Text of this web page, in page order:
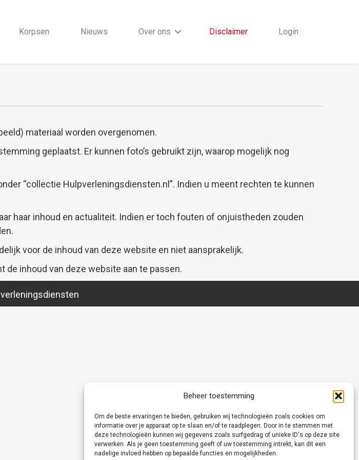
Beheer toestemming
Om de beste ervaringen te bieden, gebruiken wij technologieën zoals cookies om
informatie over je apparaat op te slaan en/of te raadplegen. Door in te stemmen met
deze technologieën kunnen wij gegevens zoals surfgedrag of unieke ID's op deze site
verwerken. Als je geen toestemming geeft of uw toestemming intrekt, kan dit een
nadelige invloed hebben op bepaalde functies en mogelijkheden.
Korpsen Nieuws Over ons Disclaimer Login
materiaal worden overgenomen.
geplaatst. Er kunnen foto’s gebruikt zijn, waarop mogelijk nog
“collectie Hulpverleningsdiensten.nl”. Indien u meent rechten te kunnen
haar inhoud en actualiteit. Indien er toch fouten of onjuistheden zouden
voor de inhoud van deze website en niet aansprakelijk.
inhoud van deze website aan te passen.